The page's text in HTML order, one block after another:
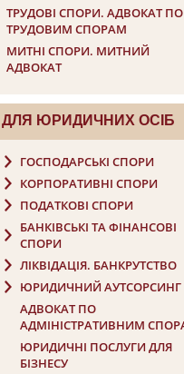
ТРУДОВІ СПОРИ. АДВОКАТ ПО
ТРУДОВИМ СПОРАМ
МИТНІ СПОРИ. МИТНИЙ
АДВОКАТ
ДЛЯ ЮРИДИЧНИХ ОСIБ
ГОСПОДАРСЬКІ СПОРИ
КОРПОРАТИВНІ СПОРИ
ПОДАТКОВІ СПОРИ
БАНКІВСЬКІ ТА ФІНАНСОВІ
СПОРИ
ЛІКВІДАЦІЯ. БАНКРУТСТВО
ЮРИДИЧНИЙ АУТСОРСИНГ
АДВОКАТ ПО
АДМІНІСТРАТИВНИМ
ЮРИДИЧНІ ПОСЛУГИ ДЛЯ
БІЗНЕСУ